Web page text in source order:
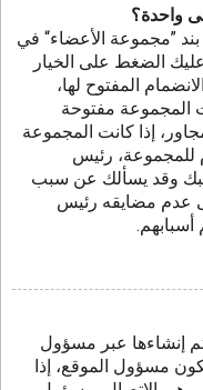
واحدة؟
”مجموعة الأعضاء“ في
الضغط على الخيار
المفتوح لها،
المجموعة مفتوحة
إذا كانت المجموعة
للمجموعة، رئيس
وقد يسألك عن سبب
عدم مضايقه رئيس
إنشاءها عبر مسؤول
مسؤول الموقع، إذا